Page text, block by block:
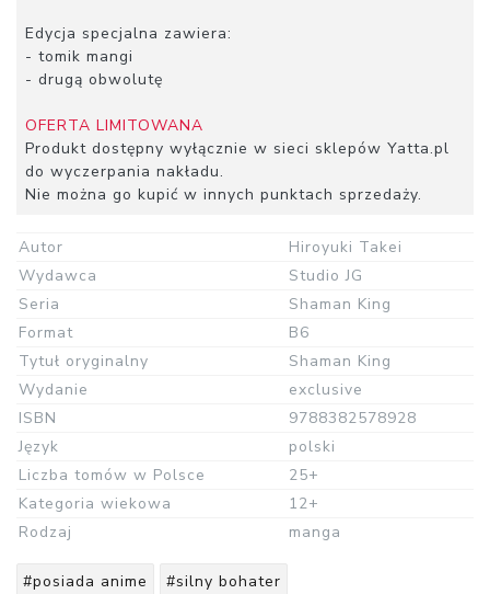
Edycja specjalna zawiera:
- tomik mangi
- drugą obwolutę
OFERTA LIMITOWANA
Produkt dostępny wyłącznie w sieci sklepów Yatta.pl
do wyczerpania nakładu.
Nie można go kupić w innych punktach sprzedaży.
Autor
Hiroyuki Takei
Wydawca
Studio JG
Seria
Shaman King
Format
B6
Tytuł oryginalny
Shaman King
Wydanie
exclusive
ISBN
9788382578928
Język
polski
Liczba tomów w Polsce
25+
Kategoria wiekowa
12+
Rodzaj
manga
#posiada anime #silny bohater